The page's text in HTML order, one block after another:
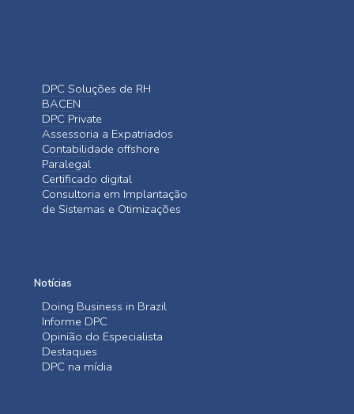
DPC Soluções de RH
BACEN
DPC Private
Assessoria a Expatriados
Contabilidade offshore
Paralegal
Certificado digital
Consultoria em Implantação
de Sistemas e Otimizações
Notícias
Doing Business in Brazil
Informe DPC
Opinião do Especialista
Destaques
DPC na mídia